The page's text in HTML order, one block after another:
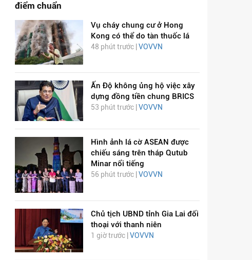
điểm chuẩn
Vụ cháy chung cư ở Hong
Kong có thể do tàn thuốc lá
48 phút trước | VOVVN
Ấn Độ không ủng hộ việc xây
dựng đồng tiền chung BRICS
53 phút trước | VOVVN
Hình ảnh lá cờ ASEAN được
chiếu sáng trên tháp Qutub
Minar nổi tiếng
56 phút trước | VOVVN
Chủ tịch UBND tỉnh Gia Lai đối
thoại với thanh niên
1 giờ trước | VOVVN